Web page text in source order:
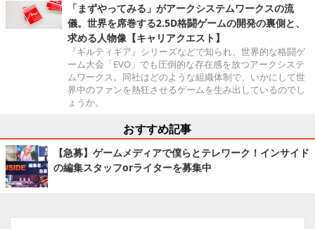
「まずやってみる」がアークシステムワークスの流
儀。世界を席巻する2.5D格闘ゲームの開発の裏側と、
求める人物像【キャリアクエスト】
『ギルティギア』シリーズなどで知られ、世界的な格闘ゲ
ーム大会「EVO」でも圧倒的な存在感を放つアークシステ
ムワークス。同社はどのような組織体制で、いかにして世
界中のファンを熱狂させるゲームを生み出しているのでし
ょうか。
おすすめ記事
【急募】ゲームメディアで僕らとテレワーク！インサイド
の編集スタッフorライターを募集中